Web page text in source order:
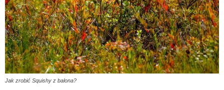
Jak zrobić Squishy z balona?